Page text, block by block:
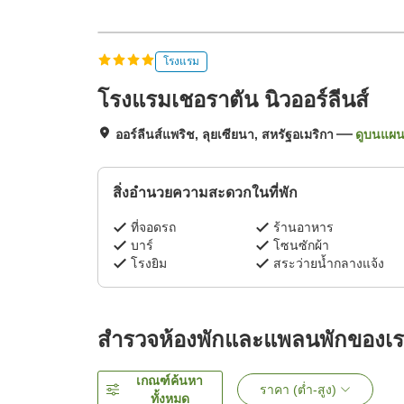
โรงแรม
โรงแรมเชอราตัน นิวออร์ลีนส์
ออร์ลีนส์แพริช, ลุยเซียนา, สหรัฐอเมริกา ดูบนแผ
สิ่งอำนวยความสะดวกในที่พัก
ที่จอดรถ
ร้านอาหาร
บาร์
โซนซักผ้า
โรงยิม
สระว่ายน้ำกลางแจ้ง
สำรวจห้องพักและแพลนพักของเ
เกณฑ์ค้นหา
ทั้งหมด
ราคา (ต่ำ-สูง)